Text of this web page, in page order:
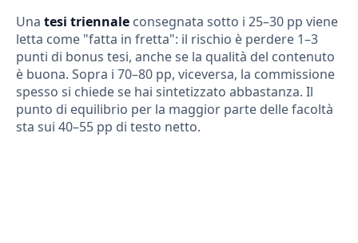
Una tesi triennale consegnata sotto i 25–30 pp viene
letta come "fatta in fretta": il rischio è perdere 1–3
punti di bonus tesi, anche se la qualità del contenuto
è buona. Sopra i 70–80 pp, viceversa, la commissione
spesso si chiede se hai sintetizzato abbastanza. Il
punto di equilibrio per la maggior parte delle facoltà
sta sui 40–55 pp di testo netto.